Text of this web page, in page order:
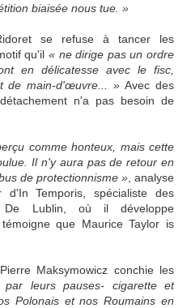
biaisée nous tue. »
se refuse à tancer les
qu'il « ne dirige pas un ordre
en délicatesse avec le fisc,
de main-d'œuvre... » Avec des
n'a pas besoin de
comme honteux, mais cette
Il n'y aura pas de retour en
de protectionnisme » , analyse
d'In Temporis, spécialiste des
De Lublin, où il développe
que Maurice Taylor is
Maksymowicz conchie les
par leurs pauses- cigarette et
Polonais et nos Roumains en